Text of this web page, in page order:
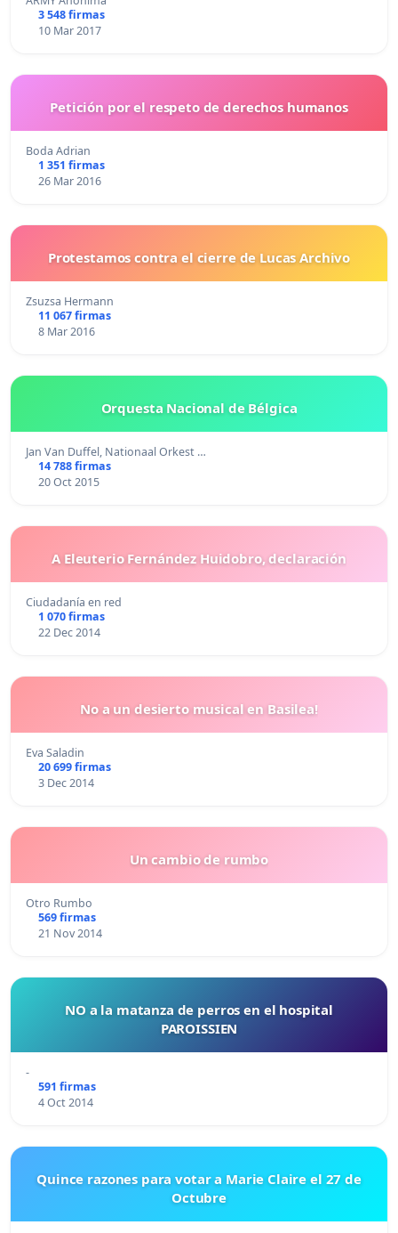
3 548 firmas
10 Mar 2017
Petición por el respeto de derechos humanos
Boda Adrian
1 351 firmas
26 Mar 2016
Protestamos contra el cierre de Lucas Archivo
Zsuzsa Hermann
11 067 firmas
8 Mar 2016
Orquesta Nacional de Bélgica
Jan Van Duffel, Nationaal Orkest …
14 788 firmas
20 Oct 2015
A Eleuterio Fernández Huidobro, declaración
Ciudadanía en red
1 070 firmas
22 Dec 2014
No a un desierto musical en Basilea!
Eva Saladin
20 699 firmas
3 Dec 2014
Un cambio de rumbo
Otro Rumbo
569 firmas
21 Nov 2014
NO a la matanza de perros en el hospital
PAROISSIEN
-
591 firmas
4 Oct 2014
Quince razones para votar a Marie Claire el 27 de
Octubre